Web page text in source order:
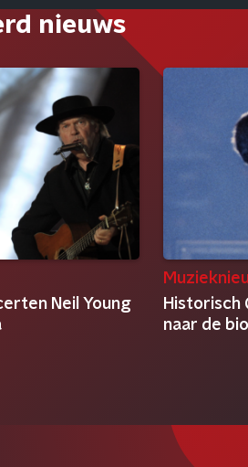
nieuws
Neil Young
Historisch
naar de